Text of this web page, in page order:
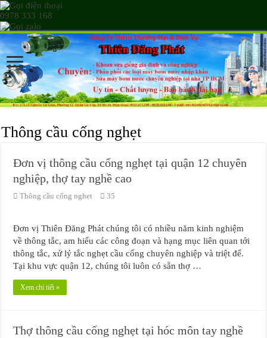
0978 333 168
Thông cầu cống nghẹt
Đơn vị thông cầu cống nghẹt tại quận 12 chuyên
nghiệp, thợ tay nghề cao
Thông cầu cống nghẹt 35
Đơn vị Thiên Đăng Phát chúng tôi có nhiều năm kinh nghiệm
về thông tắc, am hiểu các công đoạn và hạng mục liên quan tới
thông tắc, xử lý tắc nghẹt cầu cống chuyên nghiệp và triệt để.
Tại khu vực quận 12, chúng tôi luôn có sẵn thợ …
Xem chi tiết »
Thợ thông cầu cống nghẹt tại hóc môn tay nghề